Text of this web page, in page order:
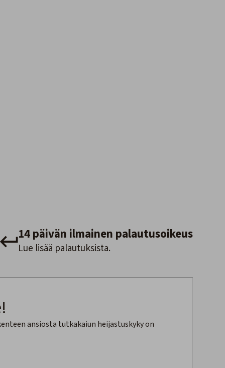
14 päivän ilmainen palautusoikeus
Lue lisää palautuksista.
ansiosta tutkakaiun heijastuskyky on